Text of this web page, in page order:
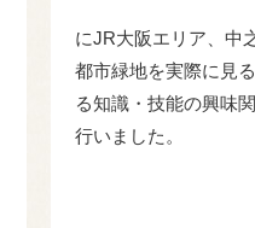
にJR大阪エリア、中
都市緑地を実際に見
る知識・技能の興味
行いました。